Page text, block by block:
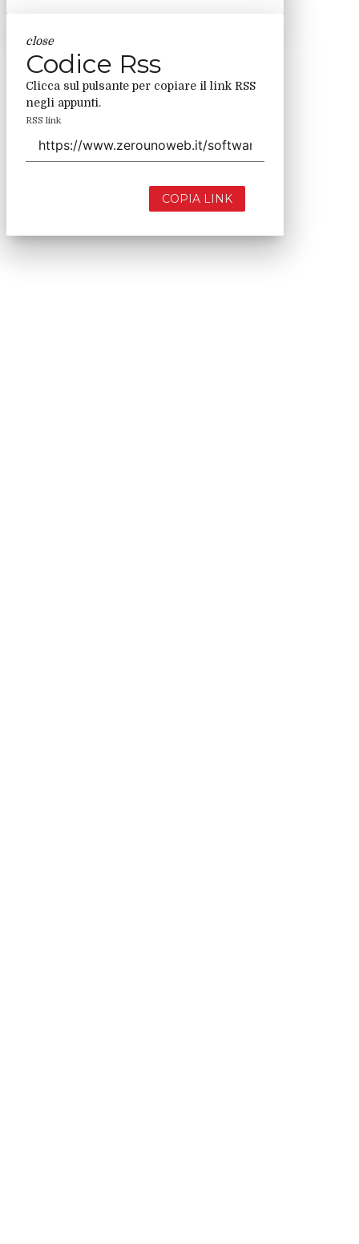
close
Codice Rss
Clicca sul pulsante per copiare il link RSS
negli appunti.
RSS link
COPIA LINK